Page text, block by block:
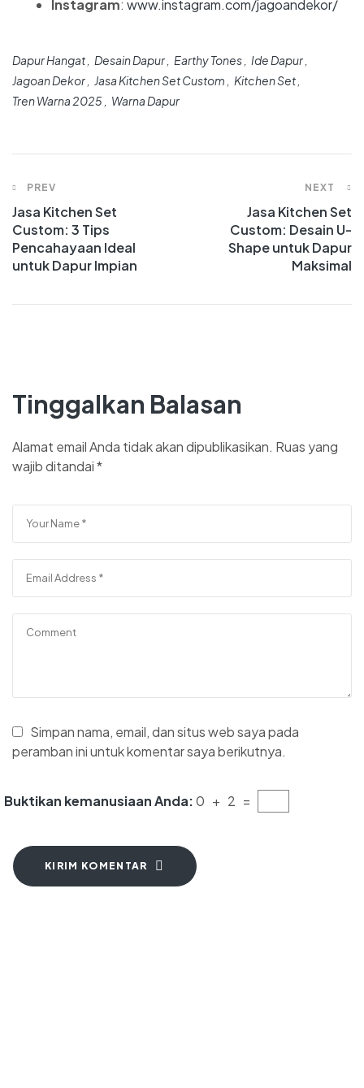
Instagram: www.instagram.com/jagoandekor/
Dapur Hangat Desain Dapur Earthy Tones
Ide Dapur
Jagoan Dekor
Jasa Kitchen Set Custom
Kitchen Set
Tren Warna 2025
Warna Dapur
PREV
Jasa Kitchen Set
Custom: 3 Tips
Pencahayaan Ideal
untuk Dapur Impian
NEXT
Jasa Kitchen Set
Custom: Desain U-
Shape untuk Dapur
Maksimal
Tinggalkan Balasan
Alamat email Anda tidak akan dipublikasikan. Ruas yang
wajib ditandai*
Simpan nama, email, dan situs web saya pada
peramban ini untuk komentar saya berikutnya.
Buktikan kemanusiaan Anda:0 + 2 =
KIRIM KOMENTAR